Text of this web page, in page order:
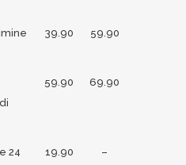
39.90 59.90
59.90 69.90
24
19.90 –